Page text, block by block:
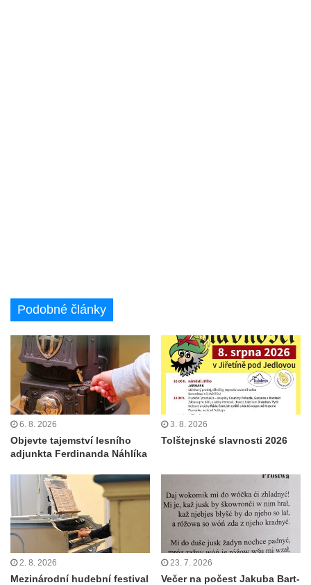
Podobné články
6. 8. 2026
Objevte tajemství lesního
adjunkta Ferdinanda Náhlíka
3. 8. 2026
Tolštejnské slavnosti 2026
2. 8. 2026
Mezinárodní hudební festival
23. 7. 2026
Večer na počest Jakuba Bart-